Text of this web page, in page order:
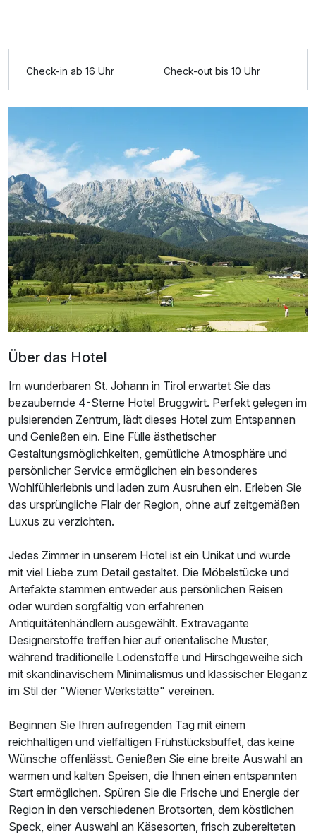
Ausstattung
Für 3 Tage p.P. ab130,00 €
Doppelzimmer mit Balkon
2 Erwachsene
Check-in ab 16 Uhr Check-out bis 10 Uhr
Über das Hotel
Im wunderbaren St. Johann in Tirol erwartet Sie das
bezaubernde 4-Sterne Hotel Bruggwirt. Perfekt gelegen im
pulsierenden Zentrum, lädt dieses Hotel zum Entspannen
und Genießen ein. Eine Fülle ästhetischer
Gestaltungsmöglichkeiten, gemütliche Atmosphäre und
persönlicher Service ermöglichen ein besonderes
Wohlfühlerlebnis und laden zum Ausruhen ein. Erleben Sie
das ursprüngliche Flair der Region, ohne auf zeitgemäßen
Luxus zu verzichten.
Jedes Zimmer in unserem Hotel ist ein Unikat und wurde
mit viel Liebe zum Detail gestaltet. Die Möbelstücke und
Artefakte stammen entweder aus persönlichen Reisen
oder wurden sorgfältig von erfahrenen
Antiquitätenhändlern ausgewählt. Extravagante
Designerstoffe treffen hier auf orientalische Muster,
während traditionelle Lodenstoffe und Hirschgeweihe sich
mit skandinavischem Minimalismus und klassischer Eleganz
im Stil der "Wiener Werkstätte" vereinen.
Beginnen Sie Ihren aufregenden Tag mit einem
reichhaltigen und vielfältigen Frühstücksbuffet, das keine
Wünsche offenlässt. Genießen Sie eine breite Auswahl an
warmen und kalten Speisen, die Ihnen einen entspannten
Start ermöglichen. Spüren Sie die Frische und Energie der
Region in den verschiedenen Brotsorten, dem köstlichen
Speck, einer Auswahl an Käsesorten, frisch zubereiteten